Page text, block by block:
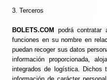
3. Terceros
BOLETS.COM
podrá contratar
funciones en su nombre en
puedan recoger sus datos
información proporcionada,
integrados de logística. Dichos